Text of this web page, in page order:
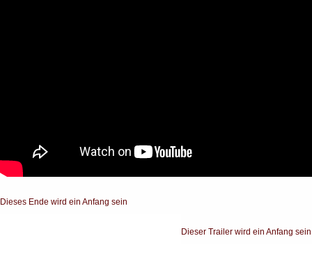
Dieses Ende wird ein Anfang sein
Dieser Trailer wird ein Anfang